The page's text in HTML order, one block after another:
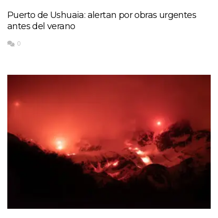
Puerto de Ushuaia: alertan por obras urgentes
antes del verano
0